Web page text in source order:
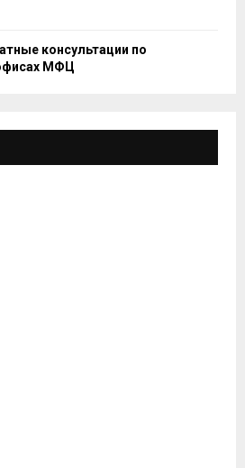
консультации по
МФЦ